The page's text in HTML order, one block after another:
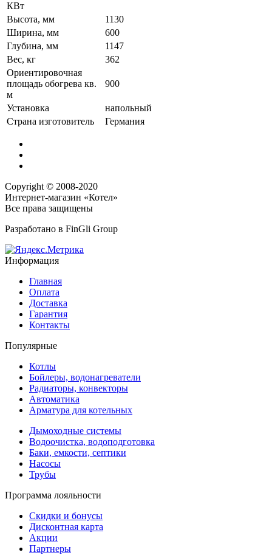
КВт
Высота, мм
1130
Ширина, мм
600
Глубина, мм
1147
Вес, кг
362
Ориентировочная
площадь обогрева кв.
м
900
Установка
напольный
Страна изготовитель
Германия
Copyright © 2008-2020
Интернет-магазин «Котел»
Все права защищены
Разработано в FinGli Group
Информация
Главная
Оплата
Доставка
Гарантия
Контакты
Популярные
Котлы
Бойлеры, водонагреватели
Радиаторы, конвекторы
Автоматика
Арматура для котельных
Дымоходные системы
Водоочистка, водоподготовка
Баки, емкости, септики
Насосы
Трубы
Программа лояльности
Скидки и бонусы
Дисконтная карта
Акции
Партнеры